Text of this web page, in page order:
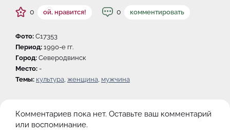
0 ой, нравится! 0 комментировать
Фото: C17353
Период: 1990-e гг.
Город: Северодвинск
Место: -
Темы: культура женщина мужчина
Комментариев пока нет. Оставьте ваш комментарий
или воспоминание.